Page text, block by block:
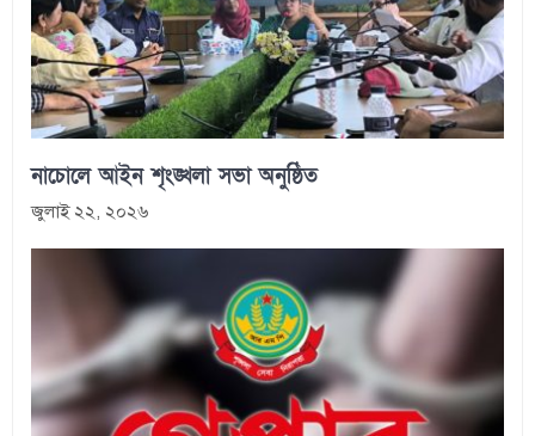
নাচোলে আইন শৃংঙ্খলা সভা অনুষ্ঠিত
জুলাই ২২, ২০২৬